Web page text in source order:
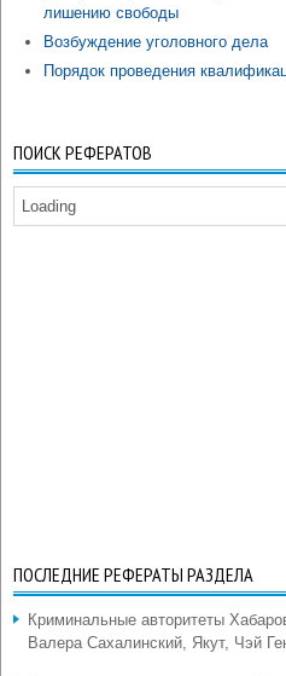
лишению свободы
Возбуждение уголовного дела
Порядок проведения
ПОИСК РЕФЕРАТОВ
Loading
ПОСЛЕДНИЕ РЕФЕРАТЫ РАЗДЕЛА
Криминальные авторитеты
Валера Сахалинский, Якут, Чэй